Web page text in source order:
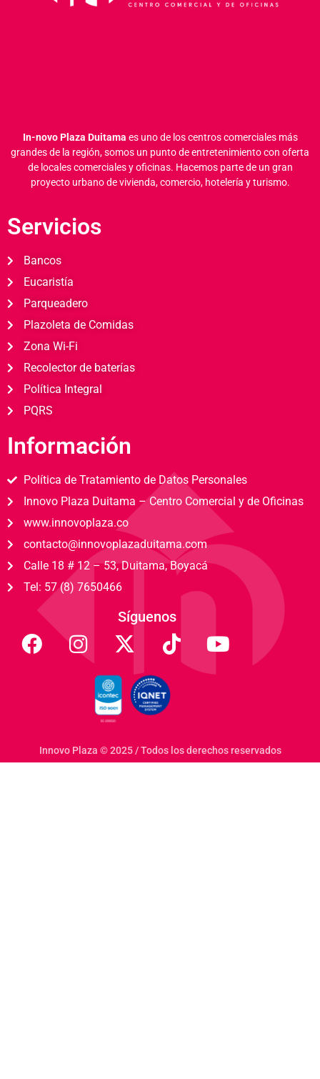
In-novo Plaza Duitama es uno de los centros comerciales más
grandes de la región, somos un punto de entretenimiento con oferta
de locales comerciales y oficinas. Hacemos parte de un gran
proyecto urbano de vivienda, comercio, hotelería y turismo.
Servicios
Bancos
Eucaristía
Parqueadero
Plazoleta de Comidas
Zona Wi-Fi
Recolector de baterías
Política Integral
PQRS
Información
Política de Tratamiento de Datos Personales
Innovo Plaza Duitama – Centro Comercial y de Oficinas
www.innovoplaza.co
contacto@innovoplazaduitama.com
Calle 18 # 12 – 53, Duitama, Boyacá
Tel: 57 (8) 7650466
Síguenos
Innovo Plaza © 2025 / Todos los derechos reservados